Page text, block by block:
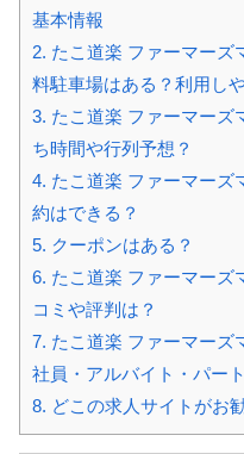
基本情報
2. たこ道楽 ファーマーズ
料駐車場はある？利用し
3. たこ道楽 ファーマーズ
ち時間や行列予想？
4. たこ道楽 ファーマーズ
約はできる？
5. クーポンはある？
6. たこ道楽 ファーマーズ
コミや評判は？
7. たこ道楽 ファーマーズ
社員・アルバイト・パー
8. どこの求人サイトがお